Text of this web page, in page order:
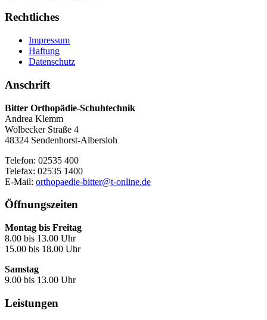
Rechtliches
Impressum
Haftung
Datenschutz
Anschrift
Bitter Orthopädie-Schuhtechnik
Andrea Klemm
Wolbecker Straße 4
48324 Sendenhorst-Albersloh
Telefon: 02535 400
Telefax: 02535 1400
E-Mail: orthopaedie-bitter@t-online.de
Öffnungszeiten
Montag bis Freitag
8.00 bis 13.00 Uhr
15.00 bis 18.00 Uhr
Samstag
9.00 bis 13.00 Uhr
Leistungen